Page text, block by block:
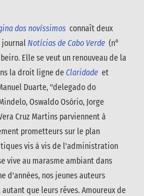
dos novíssimos connaît deux
journalNotícias de Cabo Verde (n°
Elle se veut un renouveau de la
la droit ligne deClaridade et
Duarte, "delegado do
Oswaldo Osório, Jorge
Cruz Martins parviennent à
prometteurs sur le plan
vis à vis de l'administration
vive au marasme ambiant dans
d'années, nos jeunes auteurs
que leurs rêves. Amoureux de